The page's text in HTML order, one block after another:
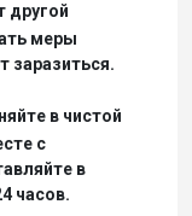
другой
меры
заразиться.
в чистой
с
в
часов.